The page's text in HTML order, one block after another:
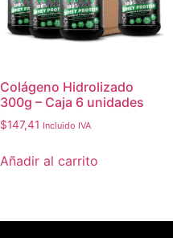
Colágeno Hidrolizado
300g – Caja 6 unidades
$147,41 Incluido IVA
Añadir al carrito